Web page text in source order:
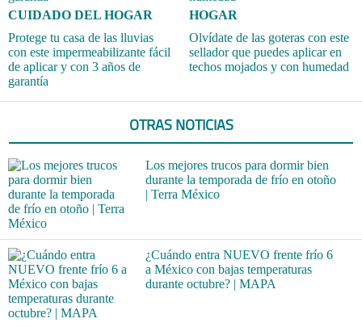
CUIDADO DEL HOGAR
Protege tu casa de las lluvias
con este impermeabilizante fácil
de aplicar y con 3 años de
garantía
HOGAR
Olvídate de las goteras con este
sellador que puedes aplicar en
techos mojados y con humedad
OTRAS NOTICIAS
Los mejores trucos para dormir bien
durante la temporada de frío en otoño
| Terra México
¿Cuándo entra NUEVO frente frío 6
a México con bajas temperaturas
durante octubre? | MAPA